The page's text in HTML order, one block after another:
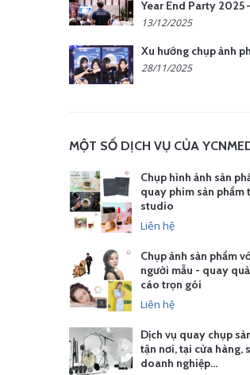
13/12/2025
28/11/2025
MỘT SỐ DỊCH VỤ CỦA
Chụp hình ảnh sản
quay phim sản phẩm
studio
Liên hệ
Chụp ảnh sản phẩm
người mẫu - quay
cáo trọn gói
Liên hệ
Dịch vụ quay chụp
tận nơi, tại cửa hàng,
doanh nghiệp…